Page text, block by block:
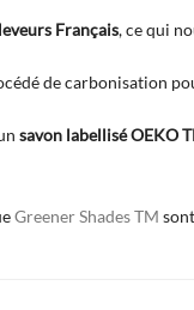
Français, ce qui
de carbonisation
savon labellisé OEKO
Greener Shades TM